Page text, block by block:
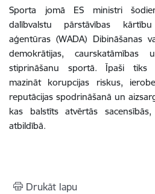
Sporta jomā ES ministri
dalībvalstu pārstāvības
aģentūras (WADA) Dibināšanas
demokrātijas, caurskatāmības
stiprināšanu sportā. Īpaši tiks
mazināt korupcijas riskus,
reputācijas spodrināšanā un
kas balstīts atvērtās
atbildībā.
Drukāt lapu